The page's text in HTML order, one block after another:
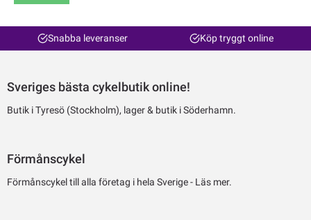
Snabba leveranser Köp tryggt online
Sveriges bästa cykelbutik online!
Butik i Tyresö (Stockholm), lager & butik i Söderhamn.
Förmånscykel
Förmånscykel till alla företag i hela Sverige - Läs mer.